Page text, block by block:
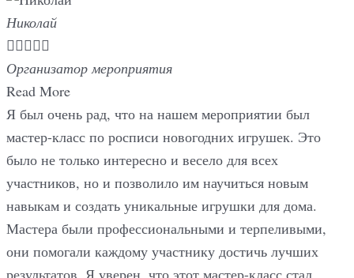
Николай

Организатор мероприятия
Read More
Я был очень рад, что на нашем мероприятии был
мастер-класс по росписи новогодних игрушек. Это
было не только интересно и весело для всех
участников, но и позволило им научиться новым
навыкам и создать уникальные игрушки для дома.
Мастера были профессиональными и терпеливыми,
они помогали каждому участнику достичь лучших
результатов. Я уверен, что этот мастер-класс стал